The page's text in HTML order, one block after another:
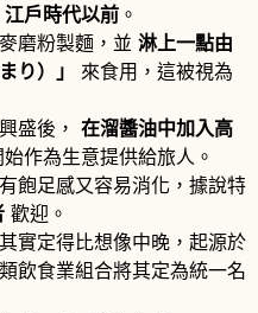
江戶時代以前 。
磨粉製麵，並 淋上一點由
り）」
來食用，這被視為
盛後， 在溜醬油中加入高
始作為生意提供給旅人。
飽足感又容易消化，據說特
歡迎。
實定得比想像中晚，起源於
飲食業組合將其定為統一名